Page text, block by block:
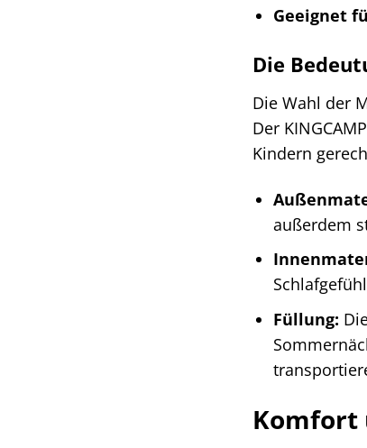
Geeignet
Die
Die Wahl der
Der
Kindern
außerdem
Füllung:
Komfort